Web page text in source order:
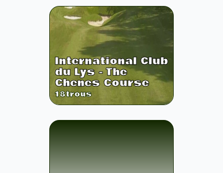
International Club
du Lys - The
Chenes Course
18trous